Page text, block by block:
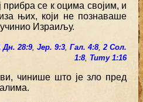
прибра се к оцима својим, и
њих, који не познаваше
учинио Израиљу.
Дн. 28:9, Јер. 9:3, Гал. 4:8,2 Сол.
1:8, Титу 1:16
чинише што је зло пред